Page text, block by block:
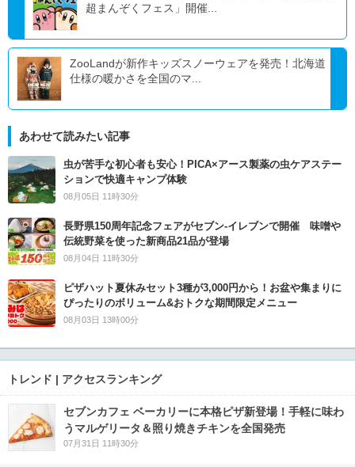
超まんぞくフェス」開催...
ZooLandが新作キッズスノーウェアを発売！北海道
仕様の暖かさを全国のマ...
あわせて読みたい記事
虫が苦手な初心者も安心！PICA×アース製薬の虫ケアステー
ションで快適キャンプ体験
08月05日 11時30分
長野県150周年記念フェアがセブン-イレブンで開催 味噌や
伝統野菜を使った新商品21品が登場
08月04日 11時30分
ピザハット夏休みセット3種が3,000円から！お盆や集まりに
ぴったりのボリューム&おトクな期間限定メニュー
08月03日 13時00分
トレンド | アクセスランキング
セブンカフェ ベーカリーに本格ピザ新登場！手軽に味わ
うマルゲリータ＆照り焼きチキンを全国発売
07月31日 11時30分